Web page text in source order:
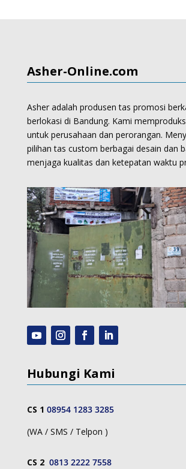
Asher-Online.com
Asher adalah produsen tas promosi
berlokasi di Bandung. Kami
untuk perusahaan dan perorangan.
pilihan tas custom berbagai desain dan
menjaga kualitas dan ketepatan waktu
Hubungi Kami
CS 1 08954 1283 3285
(WA / SMS / Telpon )
CS 2 0813 2222 7558